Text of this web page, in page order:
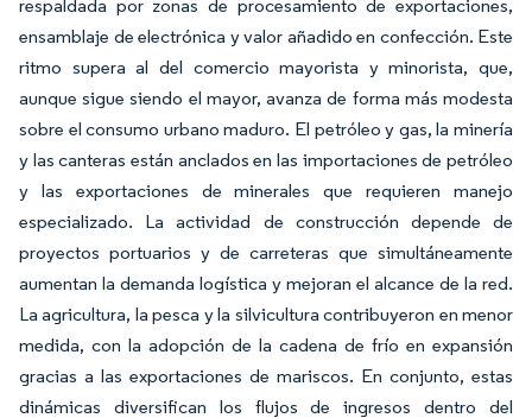
respaldada por zonas de procesamiento de exportaciones,
ensamblaje de electrónica y valor añadido en confección. Este
ritmo supera al del comercio mayorista y minorista, que,
aunque sigue siendo el mayor, avanza de forma más modesta
sobre el consumo urbano maduro. El petróleo y gas, la minería
y las canteras están anclados en las importaciones de petróleo
y las exportaciones de minerales que requieren manejo
especializado. La actividad de construcción depende de
proyectos portuarios y de carreteras que simultáneamente
aumentan la demanda logística y mejoran el alcance de la red.
La agricultura, la pesca y la silvicultura contribuyeron en menor
medida, con la adopción de la cadena de frío en expansión
gracias a las exportaciones de mariscos. En conjunto, estas
dinámicas diversifican los flujos de ingresos dentro del